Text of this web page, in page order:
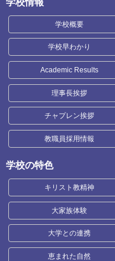
学校情報
学校概要
学校早わかり
Academic Results
理事長挨拶
チャプレン挨拶
教職員採用情報
学校の特色
キリスト教精神
大家族体験
大学との連携
恵まれた自然